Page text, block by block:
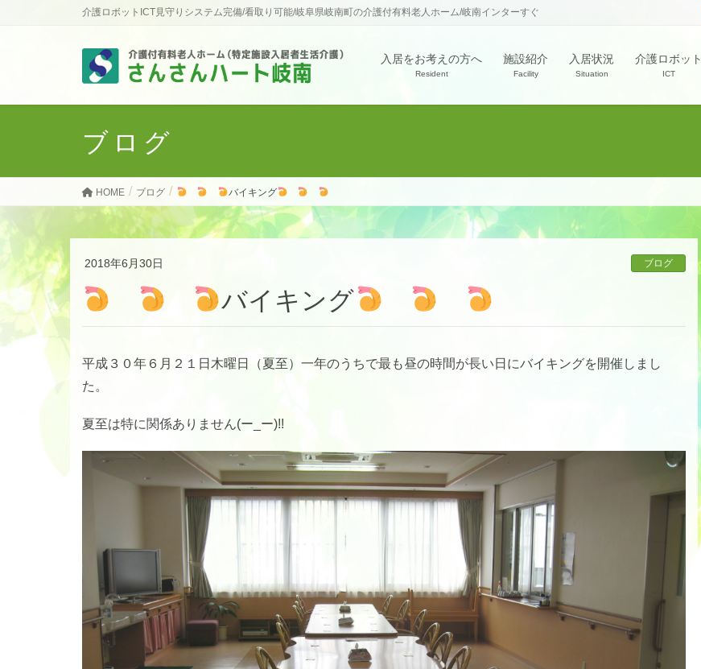
介護ロボットICT見守りシステム完備/看取り可能/岐阜県岐南町の介護付有料老人ホーム/岐南インターすぐ
入居をお考えの方へ
Resident
施設紹介
Facility
入居状況
Situation
介護ロボット
ICT
ブログ
HOME ブログ バイキング
2018年6月30日 ブログ
バイキング
平成３０年６月２１日木曜日（夏至）一年のうちで最も昼の時間が長い日にバイキングを開催しまし
た。
夏至は特に関係ありません(ー_ー)!!